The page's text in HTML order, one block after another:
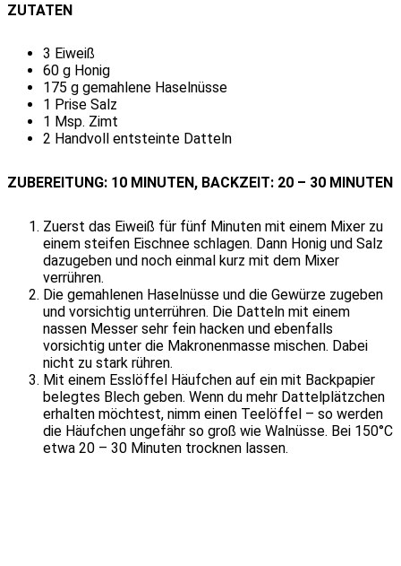
ZUTATEN
3 Eiweiß
60 g Honig
175 g gemahlene Haselnüsse
1 Prise Salz
1 Msp. Zimt
2 Handvoll entsteinte Datteln
ZUBEREITUNG: 10 MINUTEN, BACKZEIT: 20 – 30 MINUTEN
Zuerst das Eiweiß für fünf Minuten mit einem Mixer zu
einem steifen Eischnee schlagen. Dann Honig und Salz
dazugeben und noch einmal kurz mit dem Mixer
verrühren.
Die gemahlenen Haselnüsse und die Gewürze zugeben
und vorsichtig unterrühren. Die Datteln mit einem
nassen Messer sehr fein hacken und ebenfalls
vorsichtig unter die Makronenmasse mischen. Dabei
nicht zu stark rühren.
Mit einem Esslöffel Häufchen auf ein mit Backpapier
belegtes Blech geben. Wenn du mehr Dattelplätzchen
erhalten möchtest, nimm einen Teelöffel – so werden
die Häufchen ungefähr so groß wie Walnüsse. Bei 150°C
etwa 20 – 30 Minuten trocknen lassen.